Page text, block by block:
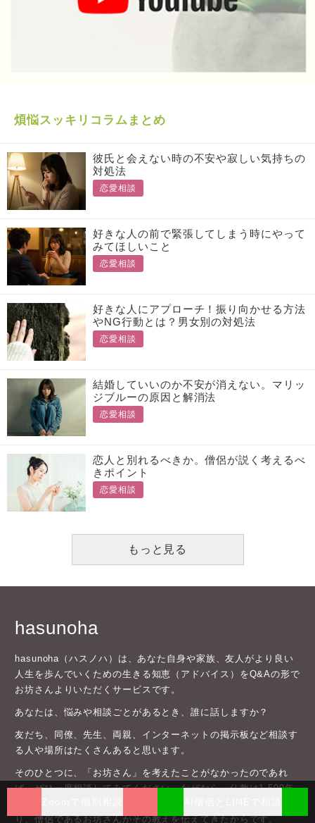
煩悩スッキリコラムまとめ
彼氏と会えない時の不安や寂しい気持ちの
対処法
恋愛相談
好きな人の前で緊張してしまう時にやって
みてほしいこと
恋愛相談
好きな人にアプローチ！振り向かせる方法
やNG行動とは？男女別の対処法
恋愛相談
結婚していいのか不安が消えない。マリッ
ジブルーの原因と解消法
恋愛相談
恋人と別れるべきか。僧侶が説く考えるべ
きポイント
恋愛相談
もっと見る
hasunoha
hasunoha（ハスノハ）は、あなた自身や家族、友人がより良い
人生を歩んでいくための生きる知恵（アドバイス）をQ&Aの形で
お坊さんよりいただくサービスです。
あなたは、悩みや相談ごとがあるとき、誰に話しますか？
友だち、同僚、先生、両親、インターネットの掲示板など相談す
る人や場所はたくさんあると思います。
そのひとつに、「お坊さん」を考えたことがなかったのであれ
ば、ぜひ一度相談してみてください。なぜなら、仏教は1,500年
り、僧侶であるお坊さんがその教えを伝えてきたからです。